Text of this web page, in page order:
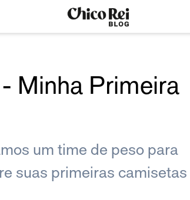
Minha Primeira
um time de peso para
suas primeiras camisetas